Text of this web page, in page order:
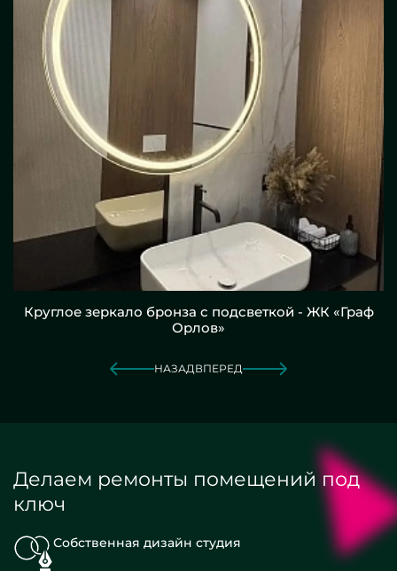
Круглое зеркало бронза с подсветкой - ЖК «Граф
Орлов»
НАЗАДВПЕРЕД
Делаем ремонты помещений под
ключ
Собственная дизайн студия